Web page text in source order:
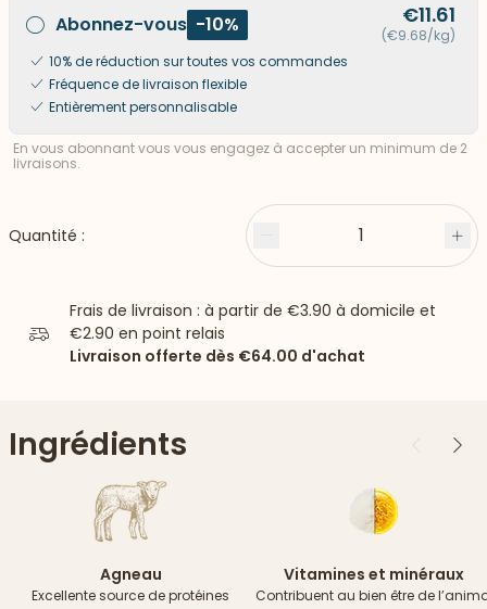
Abonnez-vous -10% €11.61
(€9.68/kg)
10% de réduction sur toutes vos commandes
Fréquence de livraison flexible
Entièrement personnalisable
En vous abonnant vous vous engagez à accepter un minimum de 2
livraisons.
Quantité : Moins 1
Frais de livraison : à partir de €3.90 à domicile et
€2.90 en point relais
Livraison offerte dès €64.00 d'achat
Ingrédients Précédent
Agneau
Excellente source de protéines
Vitamines et minéraux
Contribuent au bien être de